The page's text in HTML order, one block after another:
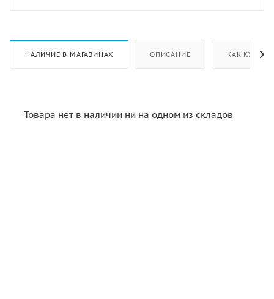
НАЛИЧИЕ В МАГАЗИНАХ ОПИСАНИЕ КАК КУПИТЬ
Товара нет в наличии ни на одном из складов